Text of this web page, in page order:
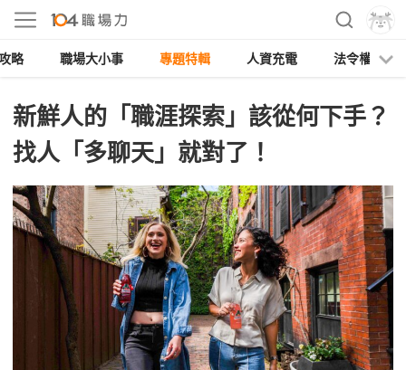
略 職場大小事 專題特輯 人資充電 法令權益
新鮮人的「職涯探索」該從何下手？
找人「多聊天」就對了！